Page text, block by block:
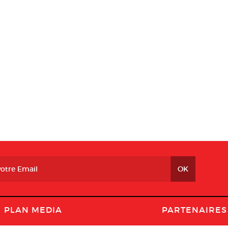
PLAN MEDIA PARTENAIRES